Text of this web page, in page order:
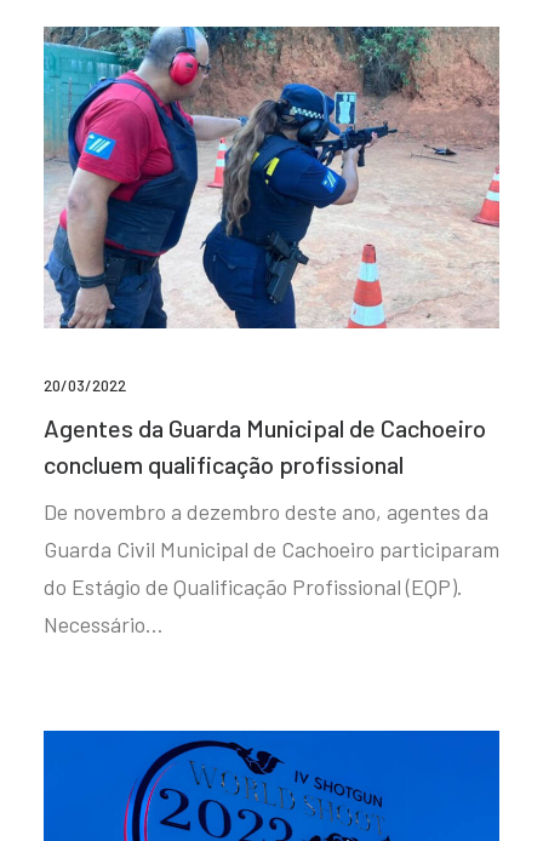
20/03/2022
Agentes da Guarda Municipal de Cachoeiro
concluem qualificação profissional
De novembro a dezembro deste ano, agentes da
Guarda Civil Municipal de Cachoeiro participaram
do Estágio de Qualificação Profissional (EQP).
Necessário…